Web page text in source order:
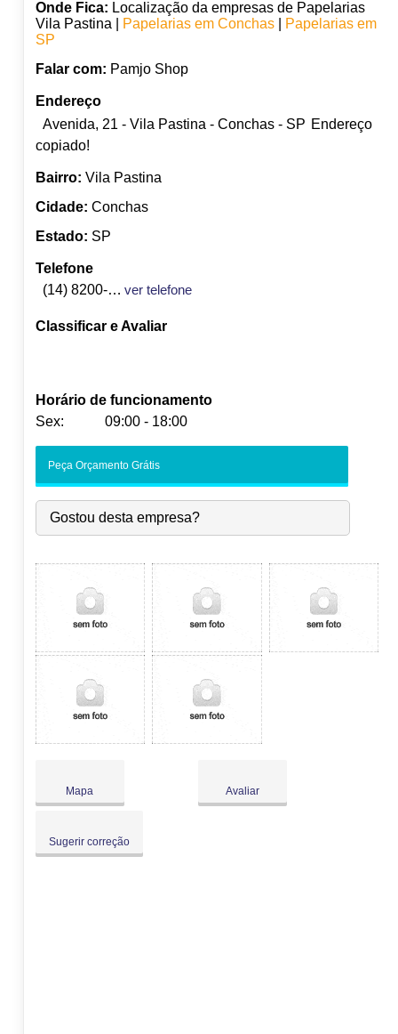
Onde Fica: Localização da empresas de Papelarias
Vila Pastina |
Papelarias em Conchas|
Papelarias em
SP
Falar com: Pamjo Shop
Endereço
Avenida, 21 - Vila Pastina - Conchas - SP Endereço
copiado!
Bairro: Vila Pastina
Cidade: Conchas
Estado: SP
Telefone
(14) 8200-4055
ver telefone
Classificar e Avaliar
Horário de funcionamento
Sex:
09:00 - 18:00
-
Qua:
09:00-18:00
Qui:
09:00-18:00
Sáb:
Fechado
Dom:
Fechado
Peça Orçamento Grátis
Gostou desta empresa?
Mapa Avaliar
Sugerir correção